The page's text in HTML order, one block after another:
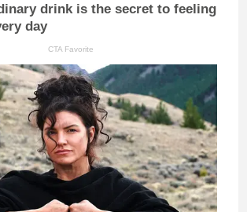
drink is the secret to feeling
day
CTA Favorite